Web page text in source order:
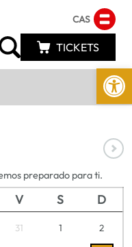
Abrir
CAS
TICKETS
preparado para ti.
V S D
31 1 2